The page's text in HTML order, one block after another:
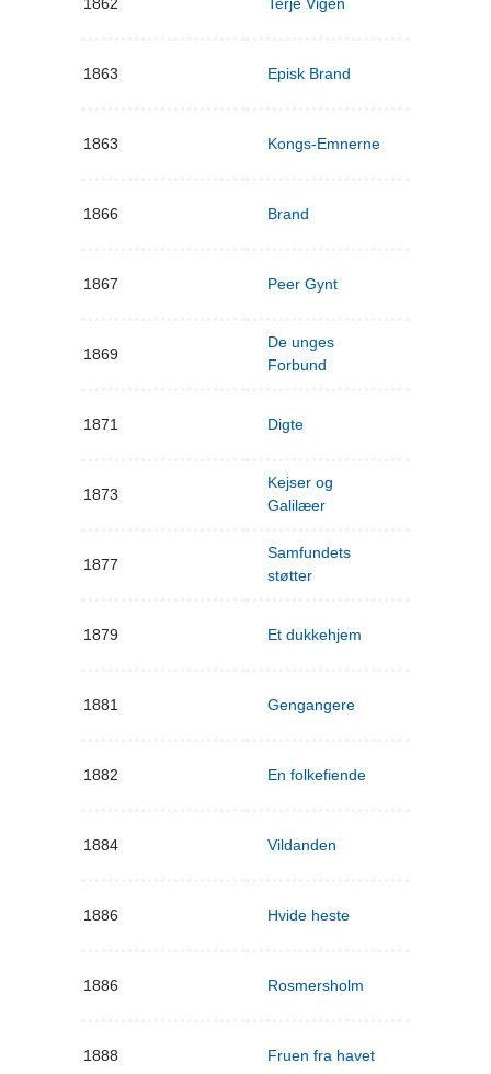
1863 Episk Brand
1863 Kongs-Emnerne
1866 Brand
1867 Peer Gynt
1869
De unges
Forbund
1871 Digte
1873
Kejser og
Galilæer
1877
Samfundets
støtter
1879 Et dukkehjem
1881 Gengangere
1882 En folkefiende
1884 Vildanden
1886 Hvide heste
1886 Rosmersholm
1888 Fruen fra havet